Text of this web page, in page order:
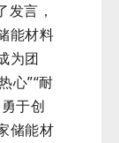
发言，
能材料
为团
心”“耐
于创
储能材